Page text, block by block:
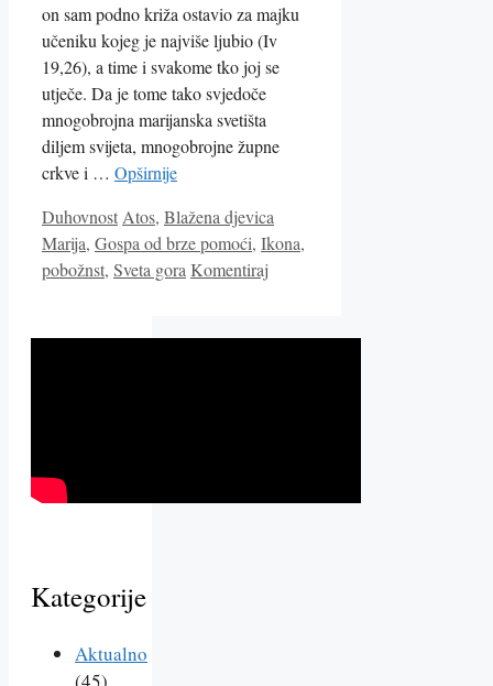
on sam podno križa ostavio za majku
učeniku kojeg je najviše ljubio (Iv
19,26), a time i svakome tko joj se
utječe. Da je tome tako svjedoče
mnogobrojna marijanska svetišta
diljem svijeta, mnogobrojne župne
crkve i … Opširnije
Kategorije
Duhovnost Oznake
Atos, Blažena djevica
Marija, Gospa od brze pomoći, Ikona,
pobožnst, Sveta gora Komentiraj
Kategorije
Aktualno